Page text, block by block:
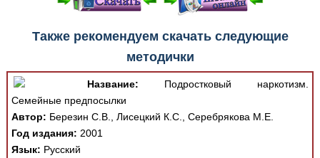
При просмотре в режиме "Читать онлайн" возможны
различные ошибки отображения документа в результате
отсутствия поддержки Вашим браузером шрифтов и
изменения размеров исходных шаблонов. При
скачивании документа данная ошибка устраняется Вашим
программным обеспечением автоматически.
Также рекомендуем скачать следующие
методички
Название: Подростковый наркотизм.
Семейные предпосылки
Автор: Березин С.В., Лисецкий К.С., Серебрякова М.Е.
Год издания: 2001
Язык: Русский